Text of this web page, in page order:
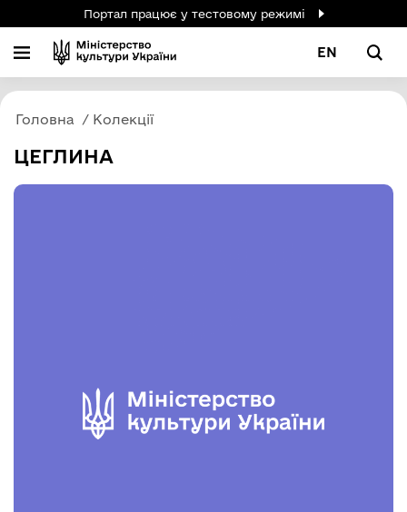
Портал працює у тестовому режимі
EN
Головна Колекції
ЦЕГЛИНА